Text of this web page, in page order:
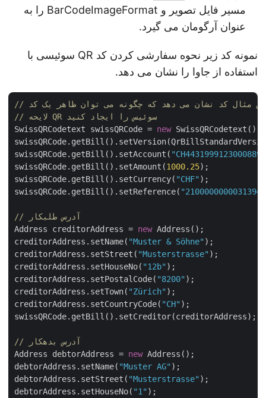
مسیر فایل تصویر و BarCodeImageFormat را به
عنوان آرگومان می گیرد.
نمونه کد زیر نحوه سفارشی کردن کد QR سوئیسی با
استفاده از جاوا را نشان می دهد.
// لایحه QR سوئیس را ایجاد کنید
SwissQRCodetext swissQRCode = new
swissQRCode.getBill().setAccount(
swissQRCode.getBill().setAmount(1000.25 );
swissQRCode.getBill().setCurrency("CHF" );
swissQRCode.getBill().setReference(
// آدرس طلبکار
Address creditorAddress = new Address();
creditorAddress.setName("Muster & Söhne" );
creditorAddress.setStreet("Musterstrasse" );
creditorAddress.setHouseNo("12b" );
creditorAddress.setPostalCode("8200" );
creditorAddress.setTown("Zürich" );
creditorAddress.setCountryCode("CH" );
swissQRCode.getBill().setCreditor(creditorAddress);
// آدرس بدهکار
Address debtorAddress = new Address();
debtorAddress.setName("Muster AG" );
debtorAddress.setStreet("Musterstrasse" );
debtorAddress.setHouseNo("1" );